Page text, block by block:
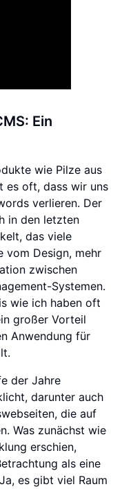
Ein
wie Pilze aus
es oft, dass wir uns
verlieren. Der
in den letzten
das viele
vom Design, mehr
zwischen
Systemen.
wie ich haben oft
großer Vorteil
Anwendung für
der Jahre
darunter auch
die auf
Was zunächst wie
erschien,
als eine
es gibt viel Raum